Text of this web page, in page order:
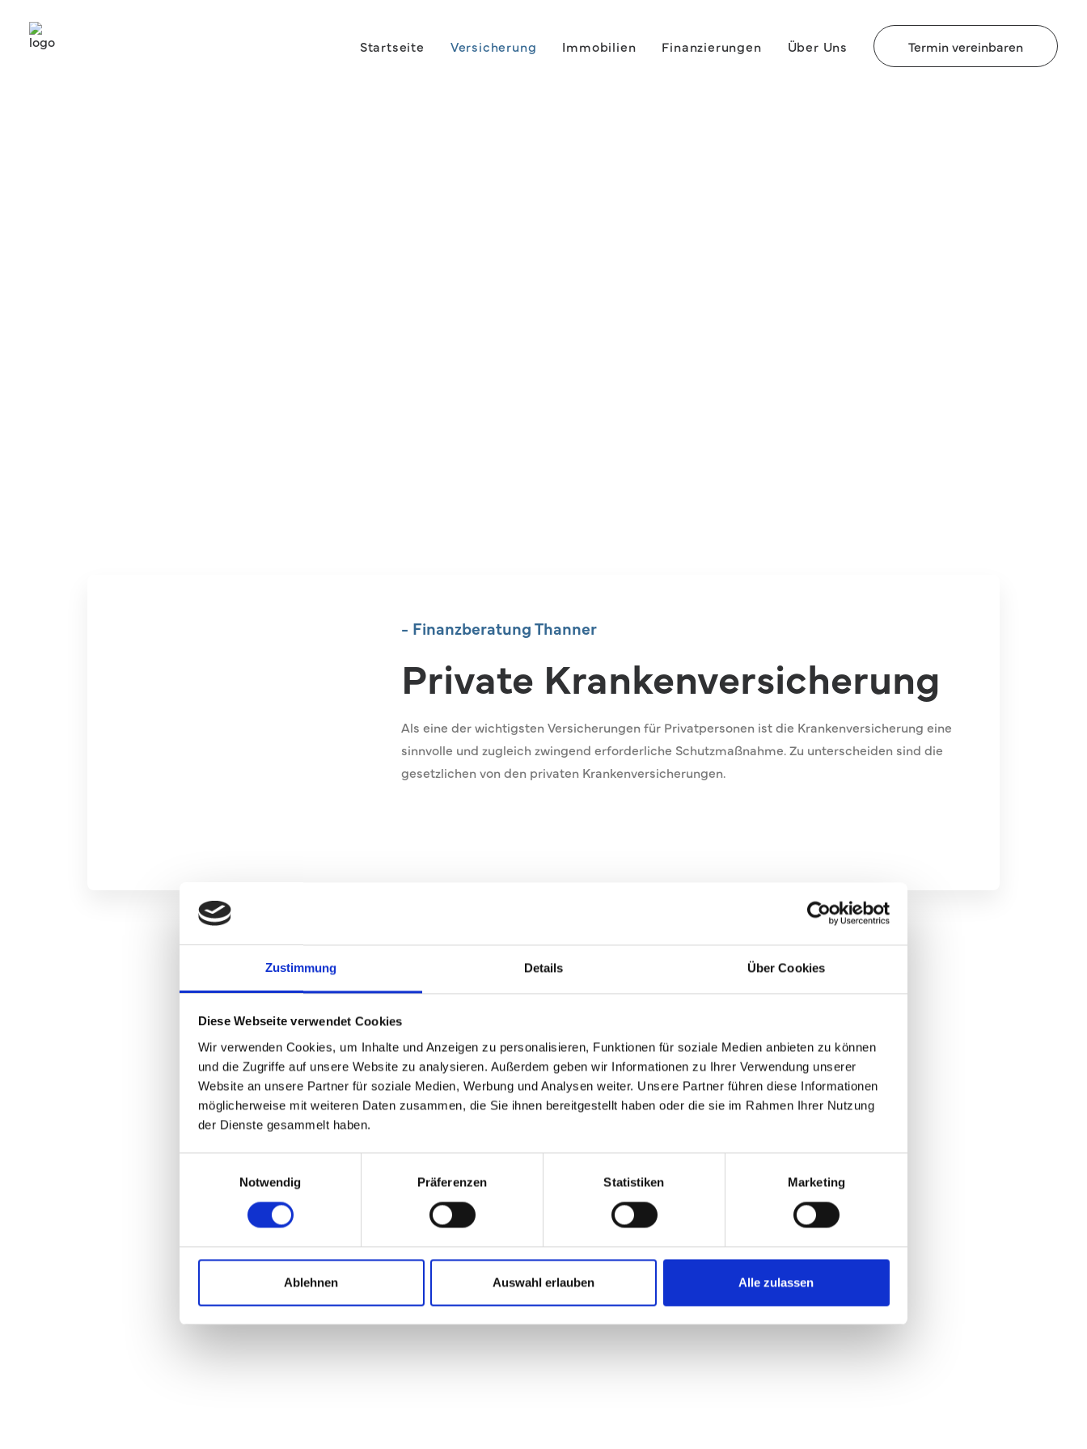
Zustimmung Details Über Cookies
Diese Webseite verwendet Cookies
Wir verwenden Cookies, um Inhalte und Anzeigen zu personalisieren, Funktionen für soziale Medien anbieten zu können
und die Zugriffe auf unsere Website zu analysieren. Außerdem geben wir Informationen zu Ihrer Verwendung unserer
Website an unsere Partner für soziale Medien, Werbung und Analysen weiter. Unsere Partner führen diese Informationen
möglicherweise mit weiteren Daten zusammen, die Sie ihnen bereitgestellt haben oder die sie im Rahmen Ihrer Nutzung
der Dienste gesammelt haben.
Notwendig
Präferenzen Statistiken Marketing
Ablehnen Auswahl erlauben Alle zulassen
Startseite Versicherung Immobilien Finanzierungen Über Uns Termin vereinbaren
- Finanzberatung Thanner
Private Krankenversicherung
Als eine der wichtigsten Versicherungen für Privatpersonen ist die Krankenversicherung eine
sinnvolle und zugleich zwingend erforderliche Schutzmaßnahme. Zu unterscheiden sind die
gesetzlichen von den privaten Krankenversicherungen.
Uns vertrauen bereits mehr als 854+ Kunden.